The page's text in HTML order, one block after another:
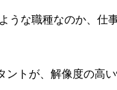
うな職種なのか、
トが、解像度の高